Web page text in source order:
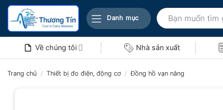
Bỏ
nội
Danh mục
Tìm
kiếm:
Về chúng tôi Nhà sản xuất
Trang chủ / Thiết bị đo điện, động cơ / Đồng hồ vạn năng